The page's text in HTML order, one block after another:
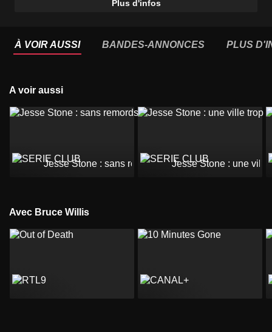
Plus d'infos
À VOIR AUSSI BANDES-ANNONCES PLUS
A voir aussi
Jesse Stone : sans remords Jesse Stone : une ville
Avec Bruce Willis